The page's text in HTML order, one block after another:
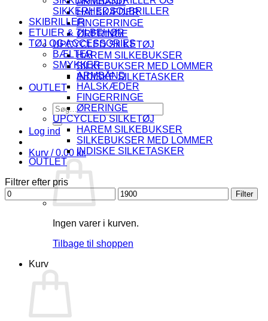
HALSKÆDER
FINGERRINGE
ØRERINGE
UPCYCLED SILKETØJ
HAREM SILKEBUKSER
SILKEBUKSER MED LOMMER
INDISKE SILKETASKER
OUTLET
Søg
efter:
Log ind
Kurv /0.00 kr.
Ingen varer i kurven.
Tilbage til shoppen
Kurv
SIKKERHEDSOLBRILLER
SKIBRILLER
ETUIER & TILBEHØR
TØJ OG ACCESSORIES
BÆLTER
SMYKKER
ARMBÅND
HALSKÆDER
FINGERRINGE
ØRERINGE
UPCYCLED SILKETØJ
HAREM SILKEBUKSER
SILKEBUKSER MED LOMMER
INDISKE SILKETASKER
OUTLET
Filtrer efter pris
Mindste
pris
Højeste
pris
Filter